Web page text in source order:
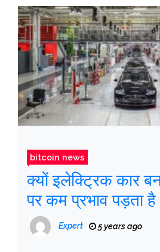
bitcoin news
क्यों इलेक्ट्रिक कार
पर कम प्रभाव पड़ता है
Expert 5 years ago